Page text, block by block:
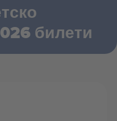
билети